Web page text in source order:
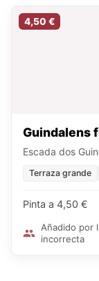
4,50 €
Guindalens
Escada dos
Terraza grande
Pinta a 4,50 €
Añadido por
incorrecta